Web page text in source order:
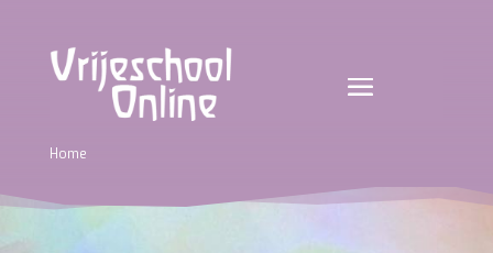
Bekijk het nieuwe materiaal